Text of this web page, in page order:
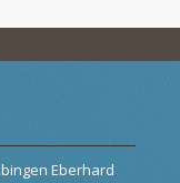
Eberhard